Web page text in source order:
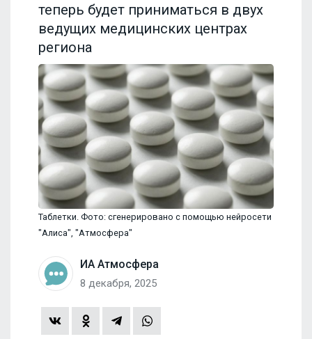
теперь будет приниматься в двух
ведущих медицинских центрах
региона
Таблетки. Фото: сгенерировано с помощью нейросети
"Алиса", "Атмосфера"
ИА Атмосфера
8 декабря, 2025